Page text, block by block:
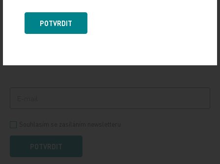
PŘIHLASTE SE K ODBĚRU NOVINEK.
Udržujte si přehled
POTVRDIT
POTVRDIT